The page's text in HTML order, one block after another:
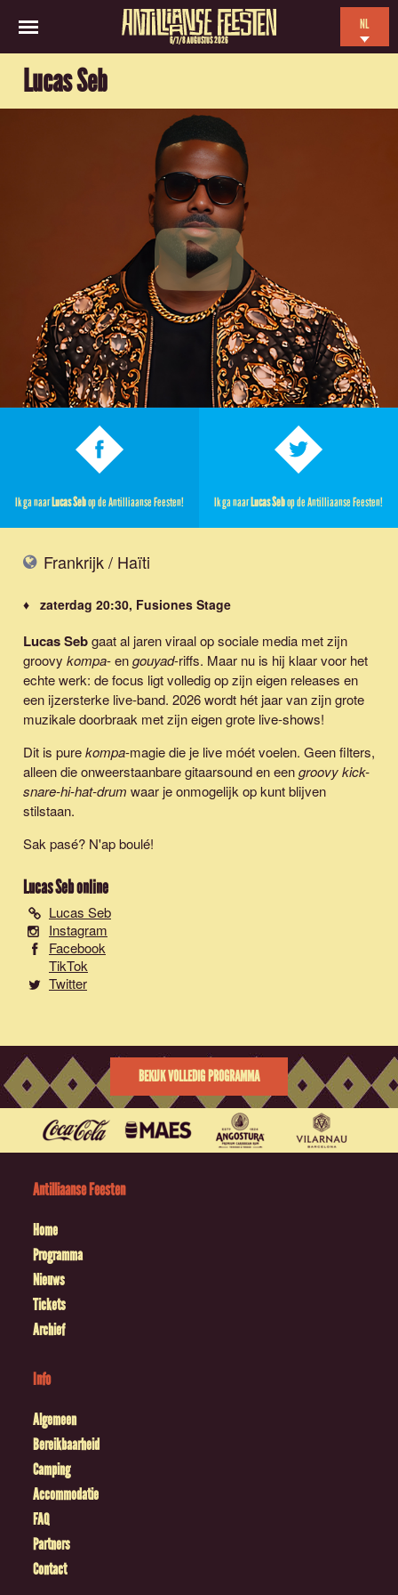
6/7/8 AUGUSTUS 2026
NL
Lucas Seb
Ik ga naarLucas Sebop de Antilliaanse Feesten! Ik ga naarLucas Sebop de Antilliaanse Feesten!
Frankrijk / Haïti
♦ zaterdag 20:30, Fusiones Stage
Lucas Sebgaat al jaren viraal op sociale media met zijn
groovy kompa- engouyad-riffs. Maar nu is hij klaar voor het
echte werk: de focus ligt volledig op zijn eigen releases en
een ijzersterke live-band. 2026 wordt hét jaar van zijn grote
muzikale doorbraak met zijn eigen grote live-shows!
Dit is purekompa-magie die je live móét voelen. Geen filters,
alleen die onweerstaanbare gitaarsound en eengroovy kick-
snare-hi-hat-drum waar je onmogelijk op kunt blijven
stilstaan.
Sak pasé? N'ap boulé!
Lucas Sebonline
Lucas Seb
Instagram
Facebook
TikTok
Twitter
BEKIJK VOLLEDIG PROGRAMMA
Antilliaanse Feesten
Home
Programma
Nieuws
Tickets
Archief
Info
Algemeen
Bereikbaarheid
Camping
Accommodatie
FAQ
Partners
Contact